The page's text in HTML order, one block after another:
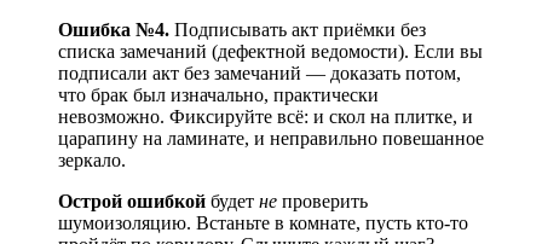
Ошибка №4. Подписывать акт приёмки без
списка замечаний (дефектной ведомости). Если вы
подписали акт без замечаний — доказать потом,
что брак был изначально, практически
невозможно. Фиксируйте всё: и скол на плитке, и
царапину на ламинате, и неправильно повешанное
зеркало.
Острой ошибкой будет не проверить
шумоизоляцию. Встаньте в комнате, пусть кто-то